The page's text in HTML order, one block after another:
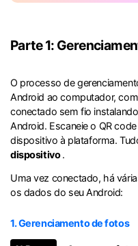
Parte 1:
O processo de
Android ao computador,
conectado sem fio
Android. Escaneie o QR
dispositivo à plataforma.
dispositivo.
Uma vez conectado, há
os dados do seu Android:
1. Gerenciamento de fotos